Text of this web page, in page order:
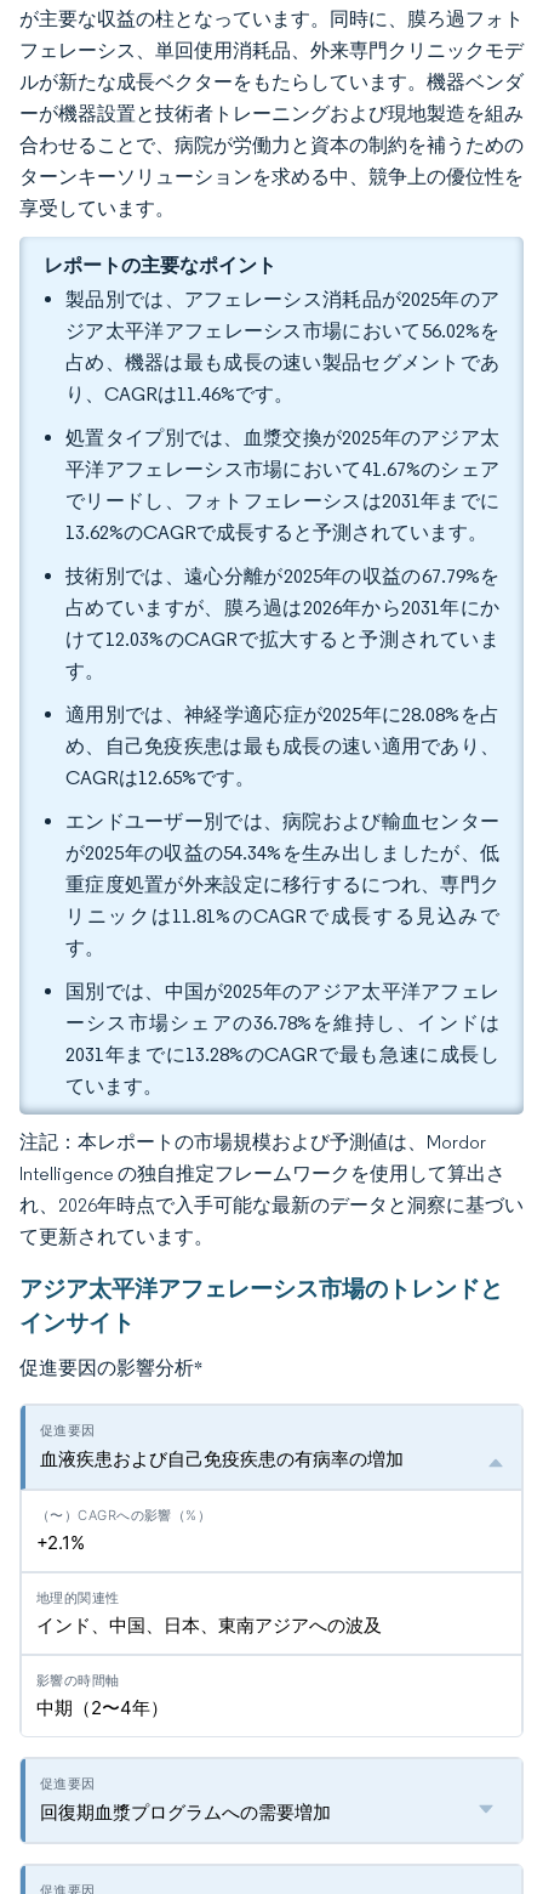
が主要な収益の柱となっています。同時に、膜ろ過フォト
フェレーシス、単回使用消耗品、外来専門クリニックモデ
ルが新たな成長ベクターをもたらしています。機器ベンダ
ーが機器設置と技術者トレーニングおよび現地製造を組み
合わせることで、病院が労働力と資本の制約を補うための
ターンキーソリューションを求める中、競争上の優位性を
享受しています。
レポートの主要なポイント
製品別では、アフェレーシス消耗品が2025年のア
ジア太平洋アフェレーシス市場において56.02%を
占め、機器は最も成長の速い製品セグメントであ
り、CAGRは11.46%です。
処置タイプ別では、血漿交換が2025年のアジア太
平洋アフェレーシス市場において41.67%のシェア
でリードし、フォトフェレーシスは2031年までに
13.62%のCAGRで成長すると予測されています。
技術別では、遠心分離が2025年の収益の67.79%を
占めていますが、膜ろ過は2026年から2031年にか
けて12.03%のCAGRで拡大すると予測されていま
す。
適用別では、神経学適応症が2025年に28.08%を占
め、自己免疫疾患は最も成長の速い適用であり、
CAGRは12.65%です。
エンドユーザー別では、病院および輸血センター
が2025年の収益の54.34%を生み出しましたが、低
重症度処置が外来設定に移行するにつれ、専門ク
リニックは11.81%のCAGRで成長する見込みで
す。
国別では、中国が2025年のアジア太平洋アフェレ
ーシス市場シェアの36.78%を維持し、インドは
2031年までに13.28%のCAGRで最も急速に成長し
ています。
注記：本レポートの市場規模および予測値は、Mordor
Intelligence の独自推定フレームワークを使用して算出さ
れ、2026年時点で入手可能な最新のデータと洞察に基づい
て更新されています。
アジア太平洋アフェレーシス市場のトレンドと
インサイト
促進要因の影響分析*
血液疾患および自己免疫疾患の有病率の増加
+2.1%
インド、中国、日本、東南アジアへの波及
中期（2〜4年）
回復期血漿プログラムへの需要増加